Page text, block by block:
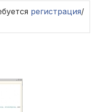
регистрация/